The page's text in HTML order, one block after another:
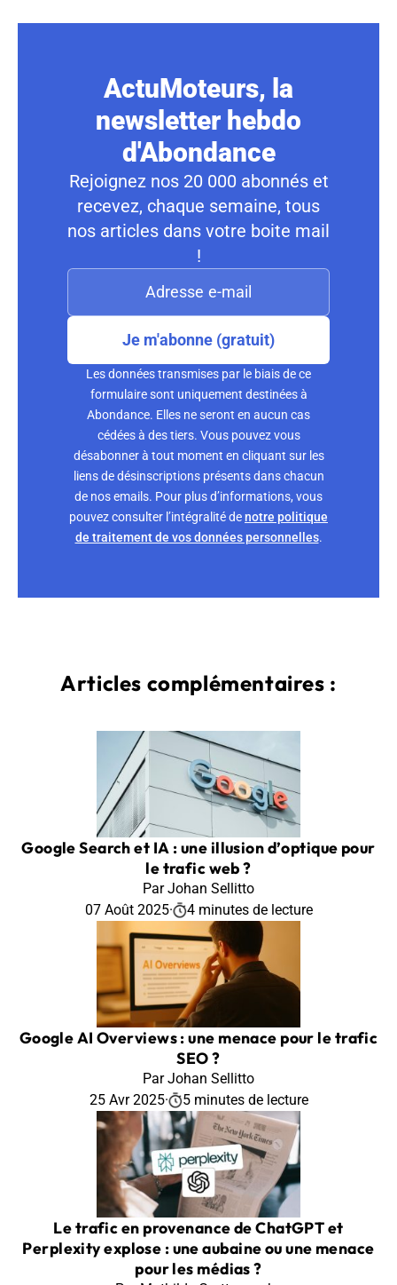
ActuMoteurs, la
newsletter hebdo
d'Abondance
Rejoignez nos 20 000 abonnés et
recevez, chaque semaine, tous
nos articles dans votre boite mail
!
Je m'abonne (gratuit)
Les données transmises par le biais de ce
formulaire sont uniquement destinées à
Abondance. Elles ne seront en aucun cas
cédées à des tiers. Vous pouvez vous
désabonner à tout moment en cliquant sur les
liens de désinscriptions présents dans chacun
de nos emails. Pour plus d’informations, vous
pouvez consulter l’intégralité denotre politique
de traitement de vos données personnelles.
Articles complémentaires :
Google Search et IA : une illusion d’optique pour
le trafic web ?
Par Johan Sellitto
07 Août 2025· 4 minutes de lecture
Google AI Overviews : une menace pour le trafic
SEO ?
Par Johan Sellitto
25 Avr 2025· 5 minutes de lecture
Le trafic en provenance de ChatGPT et
Perplexity explose : une aubaine ou une menace
pour les médias ?